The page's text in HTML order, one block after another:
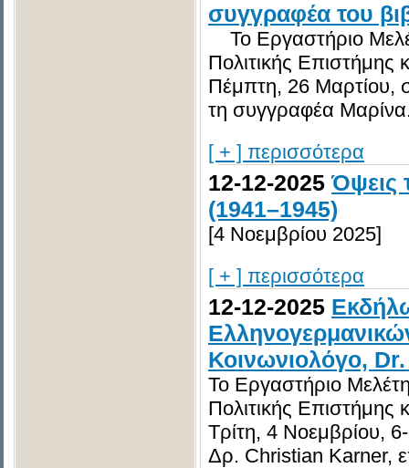
συγγραφέα του
Το Εργαστήριο
Πολιτικής
Πέμπτη, 26 Μαρτίου,
τη συγγραφέα
[ + ] περισσότερα
12-12-2025 Όψεις
(1941–1945)
[4 Νοεμβρίου 2025]
[ + ] περισσότερα
12-12-2025
Κοινωνιολόγο,
Το Εργαστήριο
Πολιτικής
Τρίτη, 4 Νοεμβρίου,
Δρ. Christian Karner,